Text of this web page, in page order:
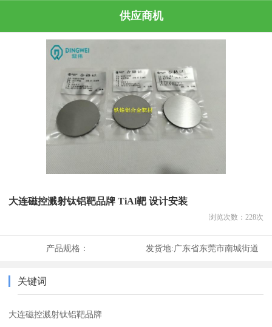
供应商机
大连磁控溅射钛铝靶品牌 TiAl靶 设计安装
浏览次数： 228次
产品规格： 发货地:广东省东莞市南城街道
关键词
大连磁控溅射钛铝靶品牌